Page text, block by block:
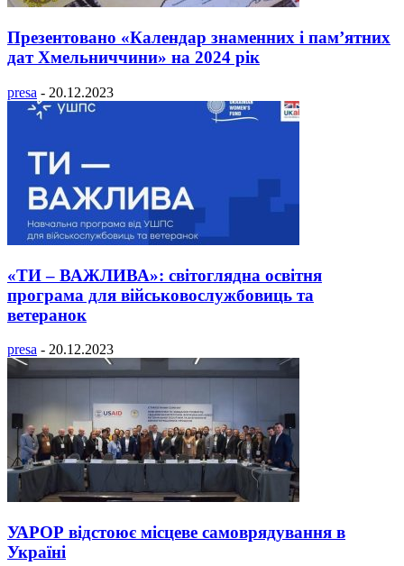
Презентовано «Календар знаменних і пам’ятних
дат Хмельниччини» на 2024 рік
presa - 20.12.2023
«ТИ – ВАЖЛИВА»: світоглядна освітня
програма для військовослужбовиць та
ветеранок
presa - 20.12.2023
УАРОР відстоює місцеве самоврядування в
Україні